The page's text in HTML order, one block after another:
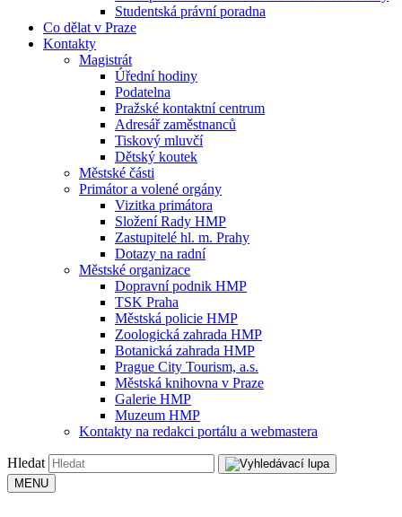
Studentská právní poradna
Co dělat v Praze
Kontakty
Magistrát
Úřední hodiny
Podatelna
Pražské kontaktní centrum
Adresář zaměstnanců
Tiskový mluvčí
Dětský koutek
Městské části
Primátor a volené orgány
Vizitka primátora
Složení Rady HMP
Zastupitelé hl. m. Prahy
Dotazy na radní
Městské organizace
Dopravní podnik HMP
TSK Praha
Městská policie HMP
Zoologická zahrada HMP
Botanická zahrada HMP
Prague City Tourism, a.s.
Městská knihovna v Praze
Galerie HMP
Muzeum HMP
Kontakty na redakci portálu a webmastera
Hledat
MENU